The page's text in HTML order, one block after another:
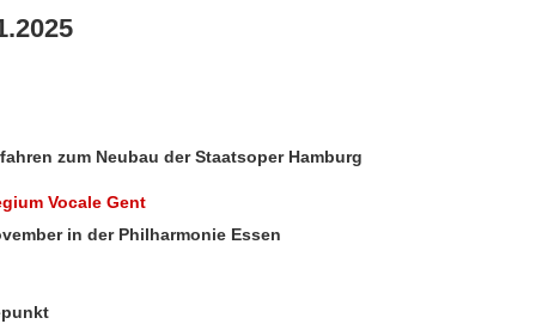
zum Neubau der Staatsoper Hamburg
Vocale Gent
in der Philharmonie Essen